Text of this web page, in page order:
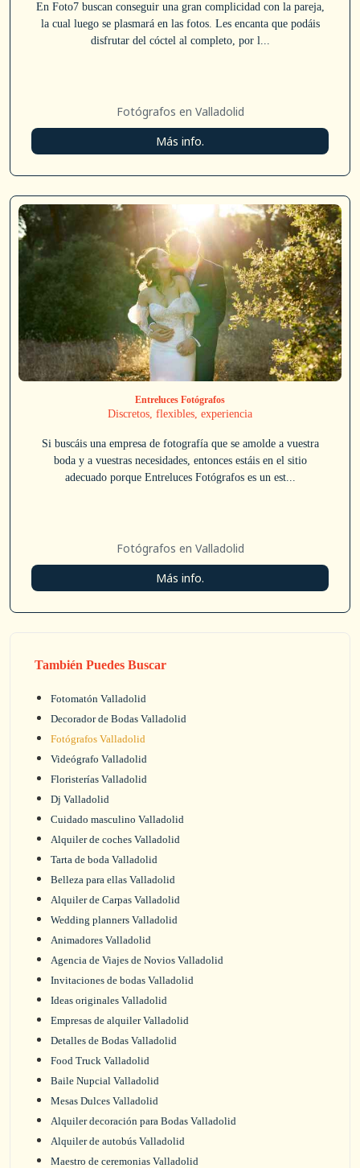
En Foto7 buscan conseguir una gran complicidad con la pareja,
la cual luego se plasmará en las fotos. Les encanta que podáis
disfrutar del cóctel al completo, por l...
Fotógrafos en Valladolid
Más info.
Entreluces Fotógrafos
Discretos, flexibles, experiencia
Si buscáis una empresa de fotografía que se amolde a vuestra
boda y a vuestras necesidades, entonces estáis en el sitio
adecuado porque Entreluces Fotógrafos es un est...
Fotógrafos en Valladolid
Más info.
También Puedes Buscar
Fotomatón Valladolid
Decorador de Bodas Valladolid
Fotógrafos Valladolid
Videógrafo Valladolid
Floristerías Valladolid
Dj Valladolid
Cuidado masculino Valladolid
Alquiler de coches Valladolid
Tarta de boda Valladolid
Belleza para ellas Valladolid
Alquiler de Carpas Valladolid
Wedding planners Valladolid
Animadores Valladolid
Agencia de Viajes de Novios Valladolid
Invitaciones de bodas Valladolid
Ideas originales Valladolid
Empresas de alquiler Valladolid
Detalles de Bodas Valladolid
Food Truck Valladolid
Baile Nupcial Valladolid
Mesas Dulces Valladolid
Alquiler decoración para Bodas Valladolid
Alquiler de autobús Valladolid
Maestro de ceremonias Valladolid